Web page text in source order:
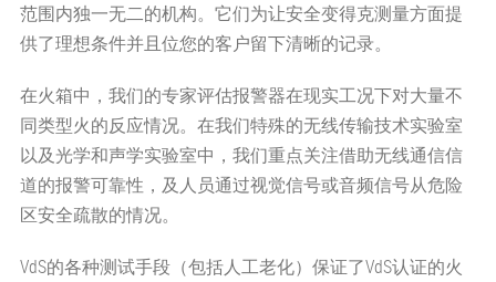
范围内独一无二的机构。它们为让安全变得克测量方面提
供了理想条件并且位您的客户留下清晰的记录。
在火箱中，我们的专家评估报警器在现实工况下对大量不
同类型火的反应情况。在我们特殊的无线传输技术实验室
以及光学和声学实验室中，我们重点关注借助无线通信信
道的报警可靠性，及人员通过视觉信号或音频信号从危险
区安全疏散的情况。
VdS的各种测试手段（包括人工老化）保证了VdS认证的火